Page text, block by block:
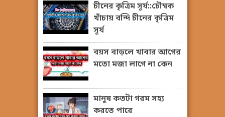
চীনের কৃত্রিম সূর্য::চৌম্বক
খাঁচায় বন্দি চীনের কৃত্রিম
সূর্য
বয়স বাড়লে খাবার আগের
মতো মজা লাগে না কেন
মানুষ কতটা গরম সহ্য
করতে পারে